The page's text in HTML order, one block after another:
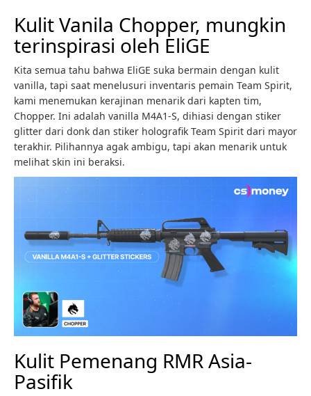
Kulit Vanila Chopper, mungkin
terinspirasi oleh EliGE
Kita semua tahu bahwa EliGE suka bermain dengan kulit
vanilla, tapi saat menelusuri inventaris pemain Team Spirit,
kami menemukan kerajinan menarik dari kapten tim,
Chopper. Ini adalah vanilla M4A1-S, dihiasi dengan stiker
glitter dari donk dan stiker holografik Team Spirit dari mayor
terakhir. Pilihannya agak ambigu, tapi akan menarik untuk
melihat skin ini beraksi.
Kulit Pemenang RMR Asia-
Pasifik